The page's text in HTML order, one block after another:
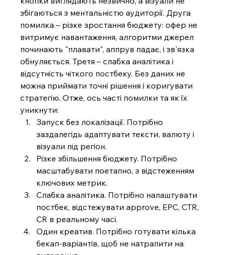
збігаються з ментальністю аудиторії. Друга
помилка – різке зростання бюджету: офер не
витримує навантаження, алгоритми джерел
починають "плавати", аппрув падає, і зв'язка
обнуляється. Третя – слабка аналітика і
відсутність чіткого постбеку. Без даних не
можна приймати точні рішення і коригувати
стратегію. Отже, ось часті помилки та як їх
уникнути:
Запуск без локалізації. Потрібно
заздалегідь адаптувати тексти, валюту і
візуали під регіон.
Різке збільшення бюджету. Потрібно
масштабувати поетапно, з відстеженням
ключових метрик.
Слабка аналітика. Потрібно налаштувати
постбек, відстежувати approve, EPC, CTR,
CR в реальному часі.
Один креатив. Потрібно готувати кілька
бекап-варіантів, щоб не натрапити на